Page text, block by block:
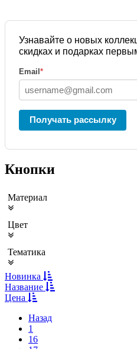
Узнавайте о новых
скидках и подарках
Email *
Получать рассылку
Кнопки
Материал
Цвет
Тематика
Новинка
Название
Цена
Назад
1
16